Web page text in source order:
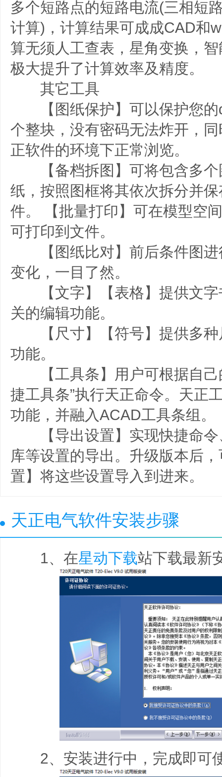
多个短路点的短路电流(三相短
计算)，计算结果可成成CAD和
算无须人工查表，星角变换，
极大提升了计算效率及精度。
其它工具
【图纸保护】可以保护您的
个整块，没有密码无法炸开，
正软件的环境下正常浏览。
【备档拆图】可将包含多个
纸，按照图框将其依次拆分并
件。 【批量打印】可在模型空
可打印到文件。
【图纸比对】前后条件图进
变化，一目了然。
【文字】【表格】提供文字
关的编辑功能。
【尺寸】【符号】提供多种
功能。
【工具条】用户可根据自己
捷工具条”执行天正命令。天正
功能，并融入ACAD工具条组。
【导出设置】实现快捷命令
库等设置的导出。升级版本后
置】将这些设置导入到进来。
天正电气软件安装步骤
1、在星动下载站下载最新
2、安装进行中，完成即可